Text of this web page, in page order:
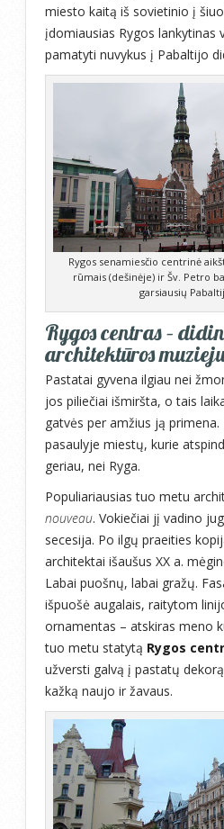
miesto kaitą iš sovietinio į
įdomiausias Rygos lankytinas
pamatyti nuvykus į Pabaltijo
Rygos senamiesčio centrinė
rūmais (dešinėje) ir Šv. Petro
garsiausių
Rygos centras –
architektūros
Pastatai gyvena ilgiau nei
jos piliečiai išmiršta, o tais
gatvės per amžius ją
pasaulyje miestų, kurie
geriau, nei Ryga.
Populiariausias tuo metu
nouveau. Vokiečiai jį vadino
secesija. Po ilgų praeities
architektai išaušus XX a.
Labai puošnų, labai gražų.
išpuošė augalais, raitytom
ornamentas – atskiras meno
tuo metu statytą Rygos
užversti galvą į pastatų
kažką naujo ir žavaus.